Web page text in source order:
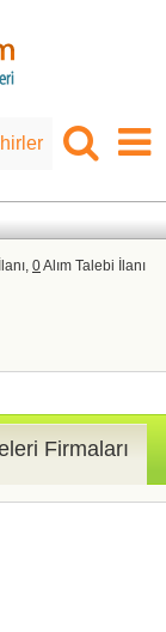
0Alım Talebi İlanı
Firmaları